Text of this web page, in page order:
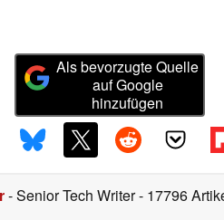
Als bevorzugte Quelle
auf Google
hinzufügen
- Senior Tech Writer- 17796